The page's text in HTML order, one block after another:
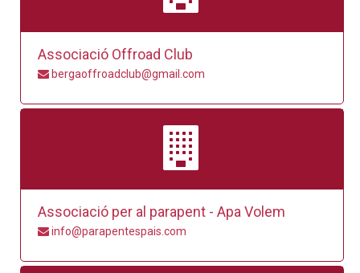
Associació Offroad Club
bergaoffroadclub@gmail.com
Associació per al parapent - Apa Volem
info@parapentespais.com